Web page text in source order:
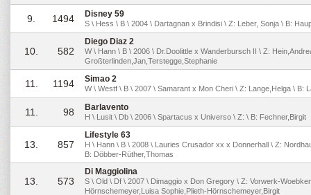
9. 1494 Disney 59
S \ Hess \ B \ 2004 \ Dartagnan x Brindisi \ Z: Leber, Sonja \ B:
10. 582
Diego Diaz 2
W \ Hann \ B \ 2006 \ Dr.Doolittle x Wanderbursch II \ Z:
Großterlinden,Jan,Terstegge,Stephanie
11. 1194 Simao 2
W \ Westf \ B \ 2007 \ Samarant x Mon Cheri \ Z: Lange,Helga \ B:
11. 98 Barlavento
H \ Lusit \ Db \ 2006 \ Spartacus x Universo \ Z: \ B: Fechner,Birgit
13. 857
Lifestyle 63
H \ Hann \ B \ 2008 \ Lauries Crusador xx x Donnerhall \ Z:
B: Döbber-Rüther,Thomas
13. 573
Di Maggiolina
S \ Old \ Df \ 2007 \ Dimaggio x Don Gregory \ Z: Vorwerk-
Hörnschemeyer,Luisa Sophie,Plieth-Hörnschemeyer,Birgit